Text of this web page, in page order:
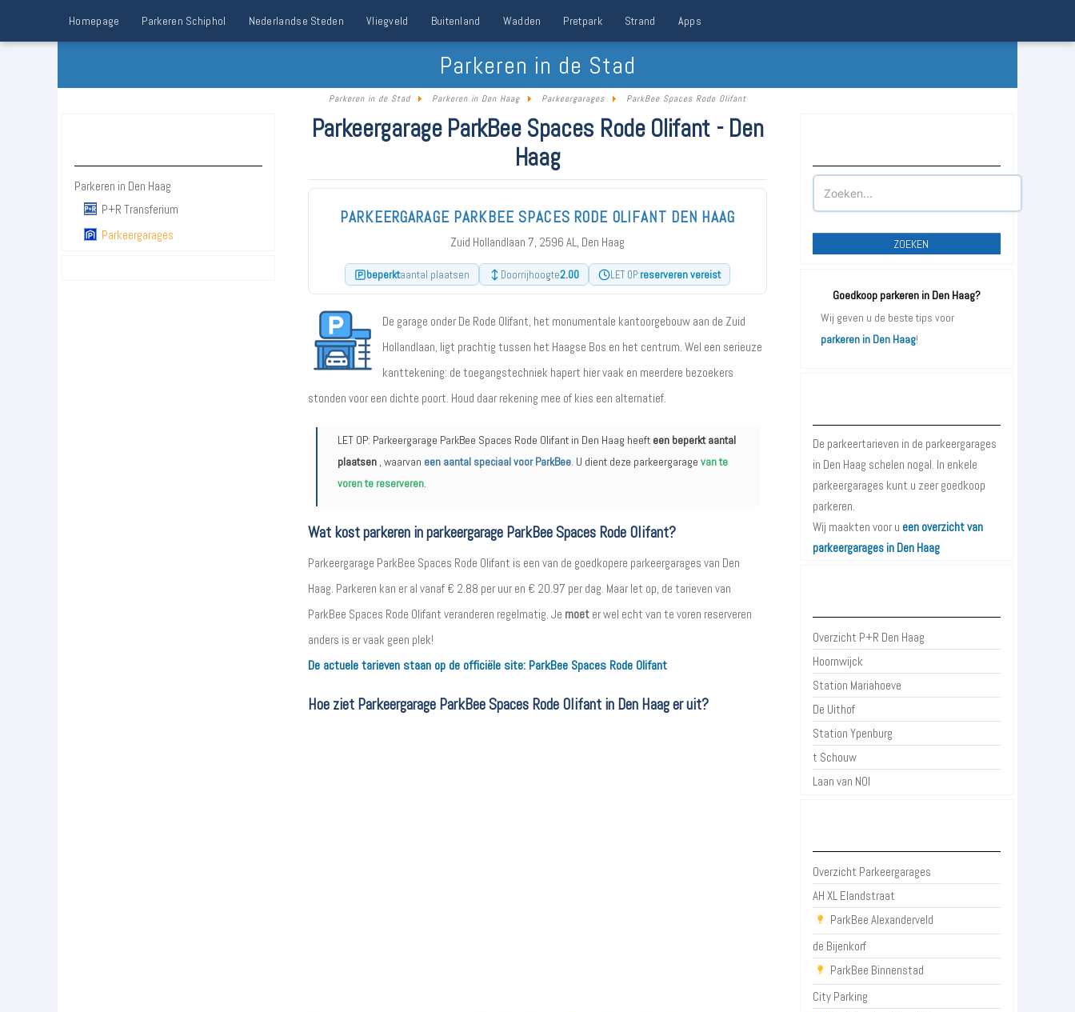
Homepage Parkeren Schiphol Nederlandse Steden Vliegveld Buitenland Wadden Pretpark Strand Apps
Parkeren in de Stad
Parkeren in de Stad Parkeren in Den Haag Parkeergarages ParkBee Spaces Rode Olifant
Parkeren in Den Haag
P+R Transferium
Parkeergarages
Parkeergarage ParkBee Spaces Rode Olifant - Den
Haag
PARKEERGARAGE PARKBEE SPACES RODE OLIFANT DEN HAAG
Zuid Hollandlaan 7, 2596 AL, Den Haag
beperktaantal plaatsen Doorrijhoogte2.00 LET OP:reserveren vereist
De garage onder De Rode Olifant, het monumentale kantoorgebouw aan de Zuid
Hollandlaan, ligt prachtig tussen het Haagse Bos en het centrum. Wel een serieuze
kanttekening: de toegangstechniek hapert hier vaak en meerdere bezoekers
stonden voor een dichte poort. Houd daar rekening mee of kies een alternatief.
LET OP: Parkeergarage ParkBee Spaces Rode Olifant in Den Haag heeft een beperkt aantal
plaatsen, waarvan een aantal speciaal voor ParkBee. U dient deze parkeergarage van te
voren te reserveren.
Wat kost parkeren in parkeergarage ParkBee Spaces Rode Olifant?
Parkeergarage ParkBee Spaces Rode Olifant is een van de goedkopere parkeergarages van Den
Haag. Parkeren kan er al vanaf € 2.88 per uur en € 20.97 per dag. Maar let op, de tarieven van
ParkBee Spaces Rode Olifant veranderen regelmatig. Je moeter wel echt van te voren reserveren
anders is er vaak geen plek!
De actuele tarieven staan op de officiële site: ParkBee Spaces Rode Olifant
Hoe ziet Parkeergarage ParkBee Spaces Rode Olifant in Den Haag er uit?
ZOEKEN
Goedkoop parkeren in Den Haag?
Wij geven u de beste tips voor
parkeren in Den Haag!
De parkeertarieven in de parkeergarages
in Den Haag schelen nogal. In enkele
parkeergarages kunt u zeer goedkoop
parkeren.
Wij maakten voor u een overzicht van
parkeergarages in Den Haag
Overzicht P+R Den Haag
Hoornwijck
Station Mariahoeve
De Uithof
Station Ypenburg
t Schouw
Laan van NOI
Overzicht Parkeergarages
AH XL Elandstraat
ParkBee Alexanderveld
de Bijenkorf
ParkBee Binnenstad
City Parking